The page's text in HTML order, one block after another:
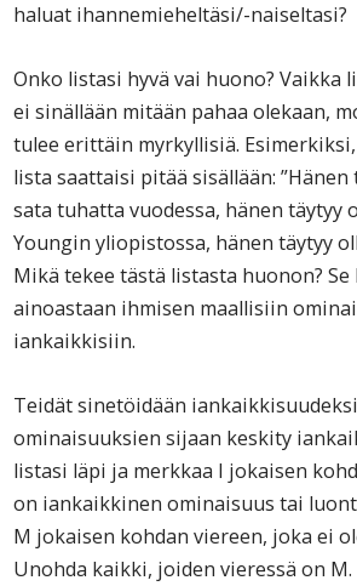
haluat ihannemieheltäsi/-naiseltasi?
Onko listasi hyvä vai huono? Vaikka
ei sinällään mitään pahaa olekaan,
tulee erittäin myrkyllisiä.
lista saattaisi pitää sisällään:
sata tuhatta vuodessa, hänen täytyy
Youngin yliopistossa, hänen täytyy
Mikä tekee tästä listasta huonon?
ainoastaan ihmisen maallisiin
iankaikkisiin.
Teidät sinetöidään
ominaisuuksien sijaan keskity
listasi läpi ja merkkaa I jokaisen
on iankaikkinen ominaisuus tai
M jokaisen kohdan viereen, joka ei
Unohda kaikki, joiden vieressä on